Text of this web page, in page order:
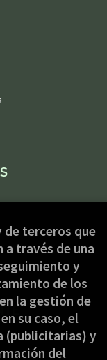
de terceros que
a través de una
y
de los
la gestión de
su caso, el
(publicitarias) y
del